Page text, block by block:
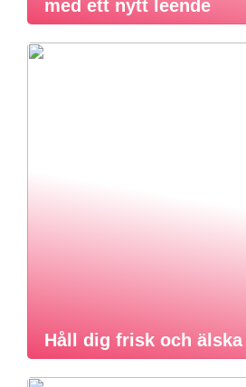
med ett nytt leende
Håll dig frisk och